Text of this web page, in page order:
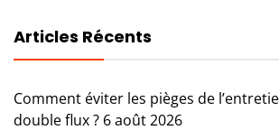
Articles Récents
Comment éviter les pièges de
double flux ? 6 août 2026